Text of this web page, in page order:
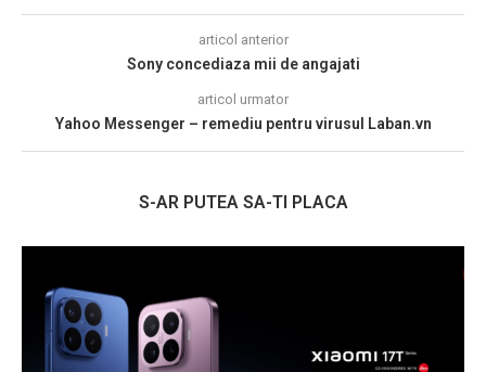
articol anterior
Sony concediaza mii de angajati
articol urmator
Yahoo Messenger – remediu pentru virusul Laban.vn
S-AR PUTEA SA-TI PLACA